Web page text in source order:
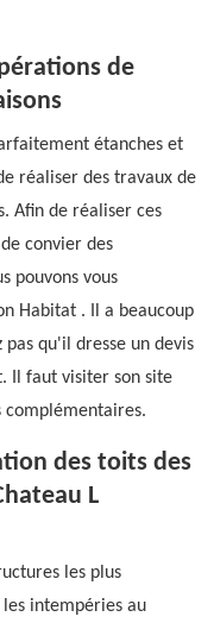
de
étanches et
réaliser des travaux de
Afin de réaliser ces
convier des
pouvons vous
Habitat . Il a beaucoup
qu'il dresse un devis
Il faut visiter son site
des toits des
L
les plus
intempéries au